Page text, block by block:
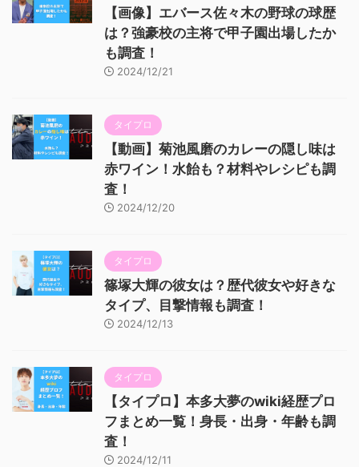
【画像】エバース佐々木の野球の球歴
は？強豪校の主将で甲子園出場したか
も調査！
2024/12/21
タイプロ
【動画】菊池風磨のカレーの隠し味は
赤ワイン！水飴も？材料やレシピも調
査！
2024/12/20
タイプロ
篠塚大輝の彼女は？歴代彼女や好きな
タイプ、目撃情報も調査！
2024/12/13
タイプロ
【タイプロ】本多大夢のwiki経歴プロ
フまとめ一覧！身長・出身・年齢も調
査！
2024/12/11